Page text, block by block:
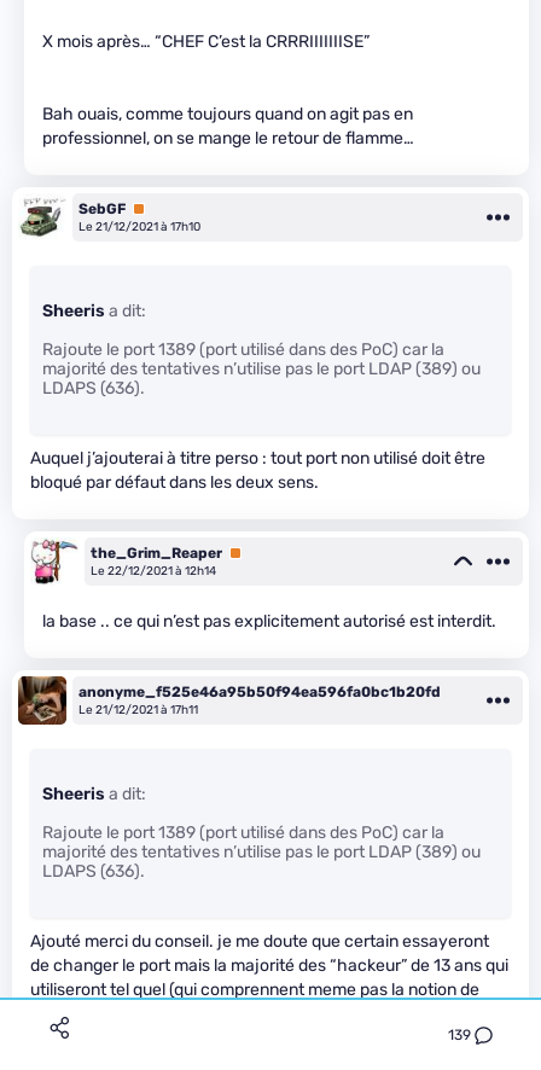
139
X mois après… “CHEF C’est la CRRRIIIIIIISE”
Bah ouais, comme toujours quand on agit pas en
professionnel, on se mange le retour de flamme…
SebGF Premium
Le 21/12/2021 à 17h10
Sheeris a dit:
Rajoute le port 1389 (port utilisé dans des PoC) car la
majorité des tentatives n’utilise pas le port LDAP (389) ou
LDAPS (636).
Auquel j’ajouterai à titre perso : tout port non utilisé doit être
bloqué par défaut dans les deux sens.
the_Grim_Reaper Premium
Le 22/12/2021 à 12h14
la base .. ce qui n’est pas explicitement autorisé est interdit.
anonyme_f525e46a95b50f94ea596fa0bc1b20fd
Le 21/12/2021 à 17h11
Sheeris a dit:
Rajoute le port 1389 (port utilisé dans des PoC) car la
majorité des tentatives n’utilise pas le port LDAP (389) ou
LDAPS (636).
Ajouté merci du conseil. je me doute que certain essayeront
de changer le port mais la majorité des “hackeur” de 13 ans qui
utiliseront tel quel (qui comprennent meme pas la notion de
port) seront bloqué.
Je me doute que c’est un pensement sur une fracture ouverte